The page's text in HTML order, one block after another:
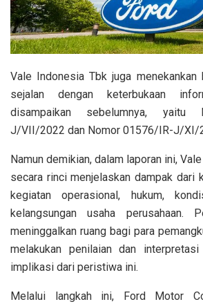
Vale Indonesia Tbk juga
sejalan dengan keterbukaan
disampaikan sebelumnya, yaitu
J/VII/2022 dan Nomor 01576/IR-J/XI/
Namun demikian, dalam laporan ini,
secara rinci menjelaskan dampak dari
kegiatan operasional, hukum,
kelangsungan usaha perusahaan.
meninggalkan ruang bagi para
melakukan penilaian dan
implikasi dari peristiwa ini.
Melalui langkah ini, Ford Motor